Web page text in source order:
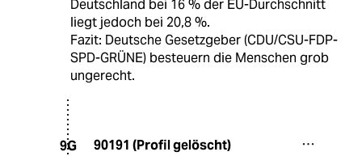
Deutschland bei 16 % der EU-Durchschnitt
liegt jedoch bei 20,8 %.
Fazit: Deutsche Gesetzgeber (CDU/CSU-FDP-
SPD-GRÜNE) besteuern die Menschen grob
ungerecht.
9G 90191 (Profil gelöscht)